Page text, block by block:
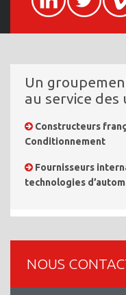
Un
au service
Constructeurs
Conditionnement
Fournisseurs
technologies
NOUS